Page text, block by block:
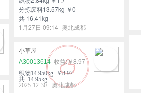
分拣废料13.57kg ￥0
共 16.41kg
1月27日 09:14 -奥北成都
小草屋
A30013614
￥8.97
织物14.950kg ￥8.97
共 14.95kg
2025-12-30 -奥北成都